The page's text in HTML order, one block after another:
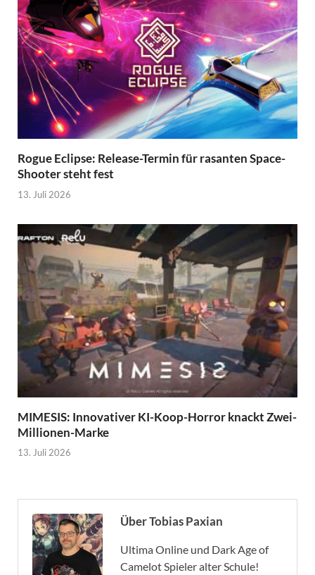
Rogue Eclipse: Release-Termin für rasanten Space-
Shooter steht fest
13. Juli 2026
MIMESIS: Innovativer KI-Koop-Horror knackt Zwei-
Millionen-Marke
13. Juli 2026
Über Tobias Paxian
Ultima Online und Dark Age of
Camelot Spieler alter Schule!